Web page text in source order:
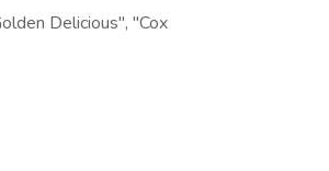
Delicious", "Cox